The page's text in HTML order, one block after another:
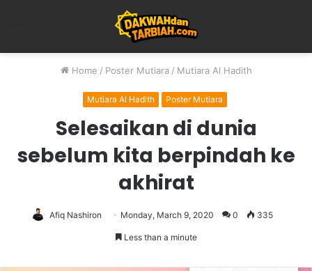
Home / Poster Mutiara / Mutiara Al Hadith
Mutiara Al Hadith Poster Mutiara
Selesaikan di dunia
sebelum kita berpindah ke
akhirat
Afiq Nashiron Monday, March 9, 2020 0 335
Less than a minute